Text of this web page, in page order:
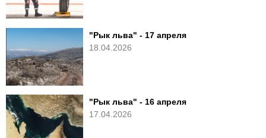
"Рык льва" - 17 апреля
18.04.2026
"Рык льва" - 16 апреля
17.04.2026